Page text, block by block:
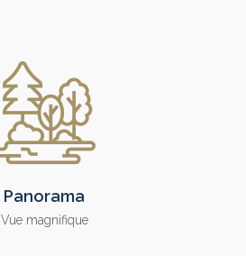
Panorama
Vue magnifique